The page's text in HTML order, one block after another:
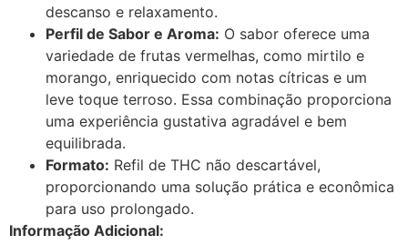
descanso e relaxamento.
Perfil de Sabor e Aroma: O sabor oferece uma
variedade de frutas vermelhas, como mirtilo e
morango, enriquecido com notas cítricas e um
leve toque terroso. Essa combinação proporciona
uma experiência gustativa agradável e bem
equilibrada.
Formato: Refil de THC não descartável,
proporcionando uma solução prática e econômica
para uso prolongado.
Informação Adicional: